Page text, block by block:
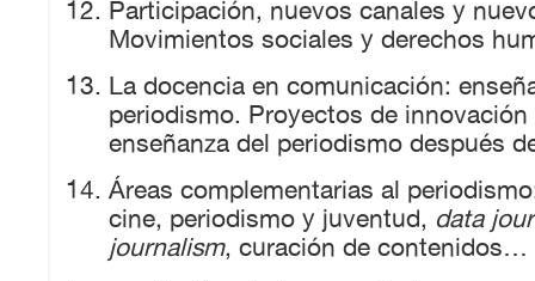
Participación, nuevos canales y
Movimientos sociales y derechos
La docencia en comunicación:
periodismo. Proyectos de
enseñanza del periodismo después
Áreas complementarias al
cine, periodismo y juventud, data
journalism, curación de contenidos…